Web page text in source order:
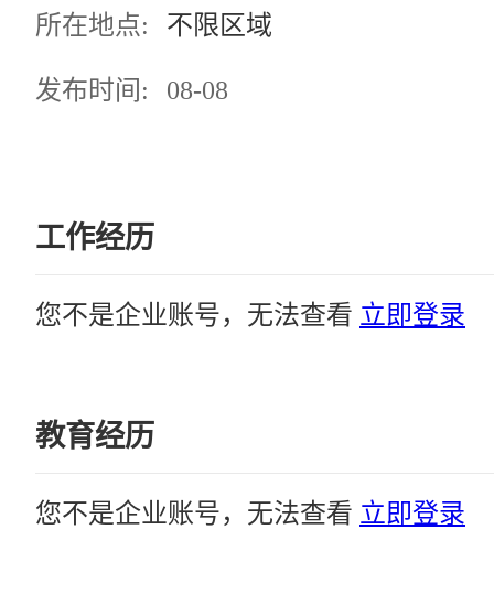
所在地点: 不限区域
发布时间: 08-08
工作经历
您不是企业账号，无法查看 立即登录
教育经历
您不是企业账号，无法查看 立即登录